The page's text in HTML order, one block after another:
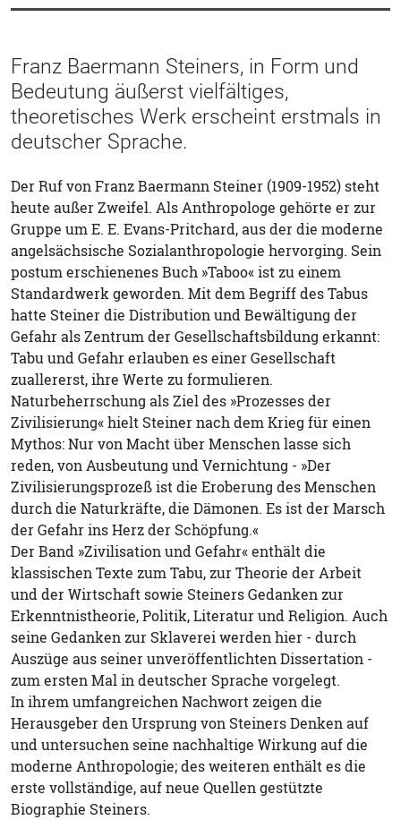
Franz Baermann Steiners, in Form und
Bedeutung äußerst vielfältiges,
theoretisches Werk erscheint erstmals in
deutscher Sprache.
Der Ruf von Franz Baermann Steiner (1909-1952) steht
heute außer Zweifel. Als Anthropologe gehörte er zur
Gruppe um E. E. Evans-Pritchard, aus der die moderne
angelsächsische Sozialanthropologie hervorging. Sein
postum erschienenes Buch »Taboo« ist zu einem
Standardwerk geworden. Mit dem Begriff des Tabus
hatte Steiner die Distribution und Bewältigung der
Gefahr als Zentrum der Gesellschaftsbildung erkannt:
Tabu und Gefahr erlauben es einer Gesellschaft
zuallererst, ihre Werte zu formulieren.
Naturbeherrschung als Ziel des »Prozesses der
Zivilisierung« hielt Steiner nach dem Krieg für einen
Mythos: Nur von Macht über Menschen lasse sich
reden, von Ausbeutung und Vernichtung - »Der
Zivilisierungsprozeß ist die Eroberung des Menschen
durch die Naturkräfte, die Dämonen. Es ist der Marsch
der Gefahr ins Herz der Schöpfung.«
Der Band »Zivilisation und Gefahr« enthält die
klassischen Texte zum Tabu, zur Theorie der Arbeit
und der Wirtschaft sowie Steiners Gedanken zur
Erkenntnistheorie, Politik, Literatur und Religion. Auch
seine Gedanken zur Sklaverei werden hier - durch
Auszüge aus seiner unveröffentlichten Dissertation -
zum ersten Mal in deutscher Sprache vorgelegt.
In ihrem umfangreichen Nachwort zeigen die
Herausgeber den Ursprung von Steiners Denken auf
und untersuchen seine nachhaltige Wirkung auf die
moderne Anthropologie; des weiteren enthält es die
erste vollständige, auf neue Quellen gestützte
Biographie Steiners.